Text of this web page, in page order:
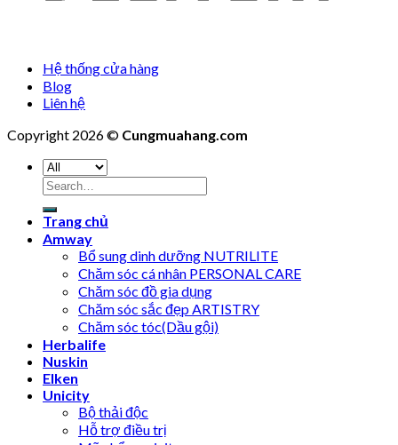
Hệ thống cửa hàng
Blog
Liên hệ
Copyright 2026 © Cungmuahang.com
Search
for:
Trang chủ
Amway
Bổ sung dinh dưỡng NUTRILITE
Chăm sóc cá nhân PERSONAL CARE
Chăm sóc đồ gia dụng
Chăm sóc sắc đẹp ARTISTRY
Chăm sóc tóc(Dầu gội)
Herbalife
Nuskin
Elken
Unicity
Bộ thải độc
Hỗ trợ điều trị